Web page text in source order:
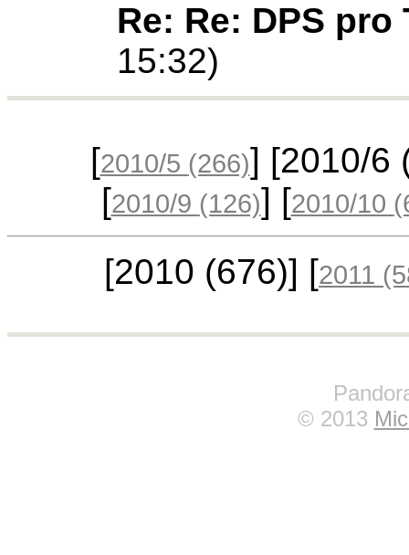
Re: Re: DPS pro
15:32)
[2010/5 (266)] [2010/6
[2010/9 (126)] [2010/10
[2010 (676)] [2011
© 2013